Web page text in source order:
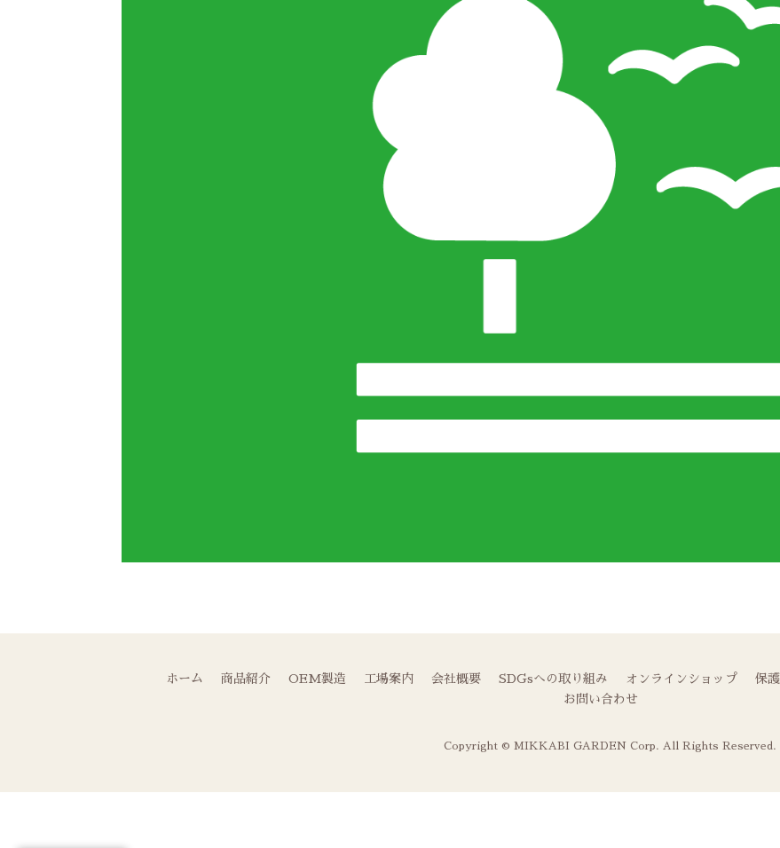
ホーム 商品紹介 OEM製造 工場案内 会社概要 SDGsへの取り組み オンラインショップ 保
お問い合わせ
Copyright © MIKKABI GARDEN Corp. All Rights Reserved.